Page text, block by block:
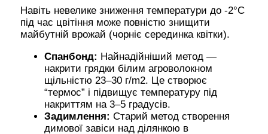
Навіть невелике зниження температури до -2°C
під час цвітіння може повністю знищити
майбутній врожай (чорніє серединка квітки).
Спанбонд: Найнадійніший метод —
накрити грядки білим агроволокном
щільністю 23–30 г/m2. Це створює
“термос” і підвищує температуру під
накриттям на 3–5 градусів.
Задимлення: Старий метод створення
димової завіси над ділянкою в